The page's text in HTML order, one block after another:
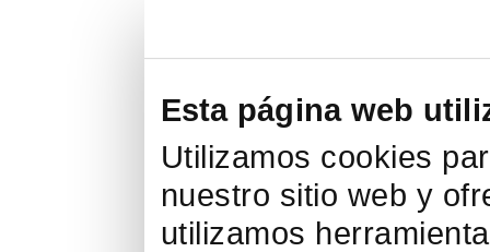
Esta página web
Utilizamos cookies
nuestro sitio web y
utilizamos